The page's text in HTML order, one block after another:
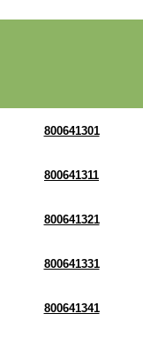
800641301
800641311
800641321
800641331
800641341